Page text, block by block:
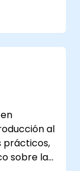
tráfico.
de
al
prácticos,
sobre la